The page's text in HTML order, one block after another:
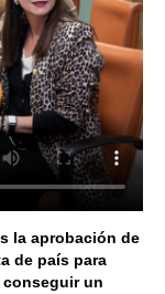
la aprobación de
de país para
conseguir un